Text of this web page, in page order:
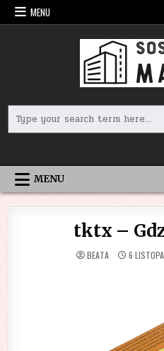
Skip
to
MENU
for:
MENU
tktx –
BEATA 6